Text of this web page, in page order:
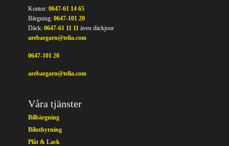
Kontor: 0647-61 14 65
Bärgning: 0647-101 20
Däck: 0647-61 11 11 även däckjour
arebargarn@telia.com
0647-101 20
arebargarn@telia.com
Våra tjänster
Bilbärgning
Biluthyrning
Plåt & Lack